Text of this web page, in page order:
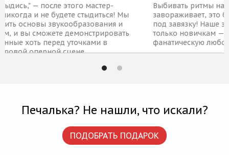
Выбивать ритмы на барабанах невероятно
завораживает, это будоражит и заряжает энергией
под завязку! Наше занятие отлично подойдет не
только новичкам — в них заложат основы ритмики и
фанатическую любовь к барабанам, но и профи.
Печалька? Не нашли, что искали?
ПОДОБРАТЬ ПОДАРОК